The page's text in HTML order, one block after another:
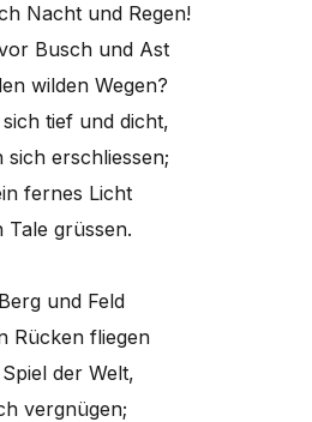
Nacht und Regen!
Busch und Ast
wilden Wegen?
tief und dicht,
erschliessen;
fernes Licht
Tale grüssen.
und Feld
Rücken fliegen
der Welt,
vergnügen;